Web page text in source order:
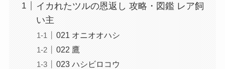
イカれたツルの恩返し 攻略・図鑑 レア飼
い主
021 オニオオハシ
022 鷹
023 ハシビロコウ